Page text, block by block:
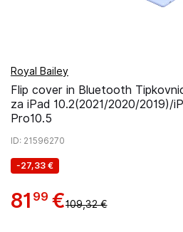
Royal Bailey
Flip cover in Bluetooth
za iPad 10.2(2021/2020/2019)/
Pro10.5
ID: 21596270
-27,33 €
81 99 €109,32 €